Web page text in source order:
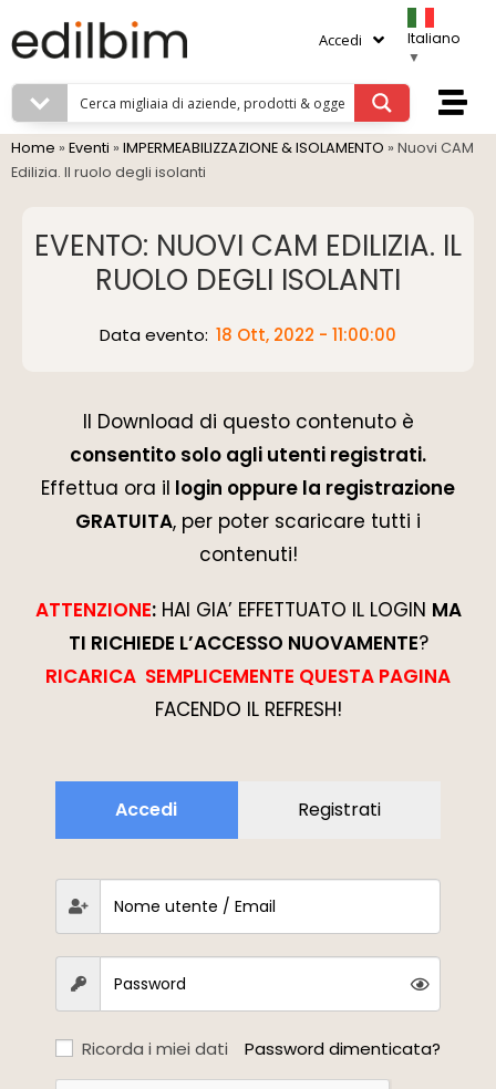
Accedi
Italiano
▼
Home » Eventi » IMPERMEABILIZZAZIONE & ISOLAMENTO » Nuovi CAM
Edilizia. Il ruolo degli isolanti
EVENTO: NUOVI CAM EDILIZIA. IL
RUOLO DEGLI ISOLANTI
Data evento: 18 Ott, 2022 - 11:00:00
Il Download di questo contenuto è
consentito solo agli utenti registrati.
Effettua ora il login oppure la registrazione
GRATUITA, per poter scaricare tutti i
contenuti!
ATTENZIONE:HAI GIA’ EFFETTUATO IL LOGIN MA
TI RICHIEDE L’ACCESSO NUOVAMENTE?
RICARICA SEMPLICEMENTE QUESTA PAGINA
FACENDO IL REFRESH!
Accedi Registrati
Ricorda i miei dati Password dimenticata?